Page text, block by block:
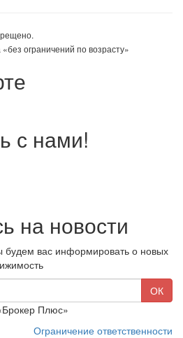
ограничений по возрасту»
с нами!
на новости
будем вас информировать о новых
ОК
Плюс»
Ограничение ответственности